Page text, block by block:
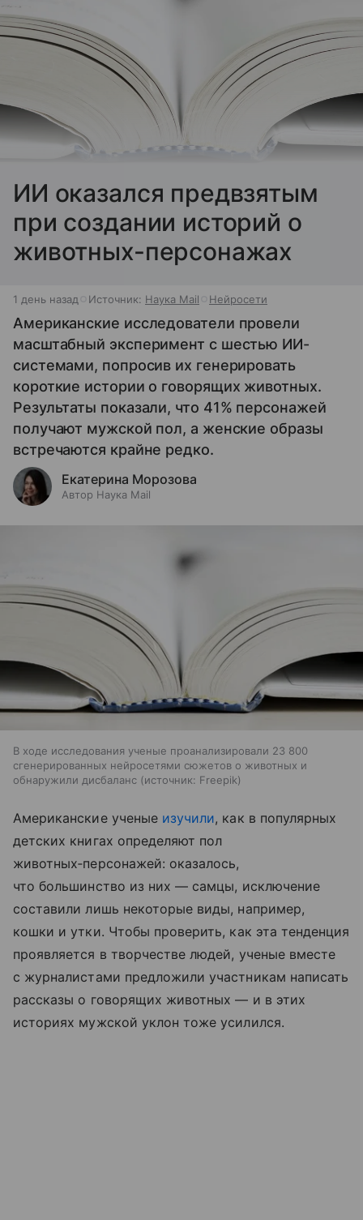
ИИ оказался предвзятым
при создании историй о
животных-персонажах
1 день назад Источник: Наука Mail Нейросети
Американские исследователи провели
масштабный эксперимент с шестью ИИ-
системами, попросив их генерировать
короткие истории о говорящих животных.
Результаты показали, что 41% персонажей
получают мужской пол, а женские образы
встречаются крайне редко.
Екатерина Морозова
Автор Наука Mail
В ходе исследования ученые проанализировали 23 800
сгенерированных нейросетями сюжетов о животных и
обнаружили дисбаланс
источник: Freepik
Американские ученые изучили, как в популярных
детских книгах определяют пол
животных‑персонажей: оказалось,
что большинство из них — самцы, исключение
составили лишь некоторые виды, например,
кошки и утки. Чтобы проверить, как эта тенденция
проявляется в творчестве людей, ученые вместе
с журналистами предложили участникам написать
рассказы о говорящих животных — и в этих
историях мужской уклон тоже усилился.